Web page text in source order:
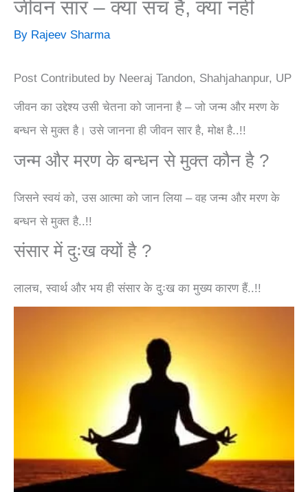
जीवन सार – क्या सच है, क्या नहीं
By Rajeev Sharma
Post Contributed by Neeraj Tandon, Shahjahanpur, UP
जीवन का उद्देश्य उसी चेतना को जानना है – जो जन्म और मरण के
बन्धन से मुक्त है। उसे जानना ही जीवन सार है, मोक्ष है..!!
जन्म और मरण के बन्धन से मुक्त कौन है ?
जिसने स्वयं को, उस आत्मा को जान लिया – वह जन्म और मरण के
बन्धन से मुक्त है..!!
संसार में दुःख क्यों है ?
लालच, स्वार्थ और भय ही संसार के दुःख का मुख्य कारण हैं..!!